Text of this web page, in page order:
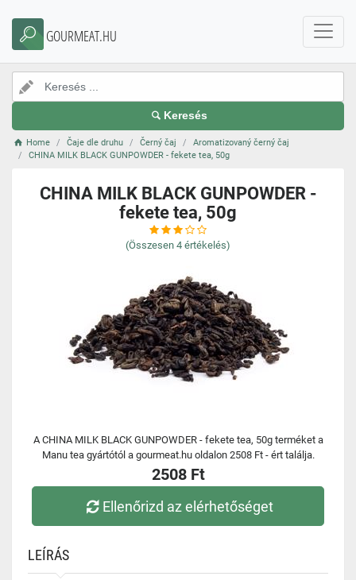
GOURMEAT.HU
Keresés
Home Čaje dle druhu Černý čaj
Aromatizovaný černý čaj
CHINA MILK BLACK GUNPOWDER - fekete tea, 50g
CHINA MILK BLACK GUNPOWDER -
fekete tea, 50g
(Összesen 4 értékelés)
A CHINA MILK BLACK GUNPOWDER - fekete tea, 50g terméket a
Manu tea gyártótól a gourmeat.hu oldalon 2508 Ft - ért találja.
2508 Ft
Ellenőrizd az elérhetőséget
LEÍRÁS